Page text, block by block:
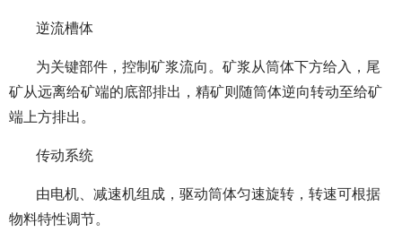
逆流槽体
为关键部件，控制矿浆流向。矿浆从筒体下方给入，尾
矿从远离给矿端的底部排出，精矿则随筒体逆向转动至给矿
端上方排出。
传动系统
由电机、减速机组成，驱动筒体匀速旋转，转速可根据
物料特性调节。